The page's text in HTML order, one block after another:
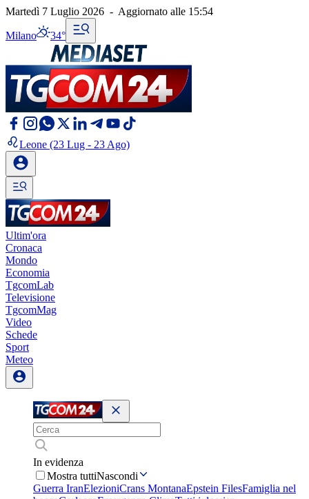
Martedì 7 Luglio 2026 - Aggiornato alle 15:54
Milano 34°
Leone (23 Lug - 23 Ago)
Ultim'ora
Cronaca
Mondo
Economia
TgcomLab
Televisione
TgcomMag
Video
Schede
Sport
Meteo
In evidenza
Mostra tuttiNascondi
Guerra IranElezioniCrans MontanaEpstein FilesFamiglia nel